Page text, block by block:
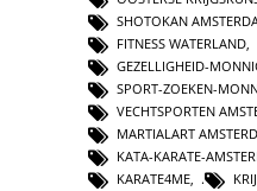
SHOTOKAN
FITNESS WATERLAND
GEZELLIGHEID-
SPORT-ZOEKEN-
VECHTSPORTEN
MARTIALART
KATA-KARATE-
KARATE4ME,